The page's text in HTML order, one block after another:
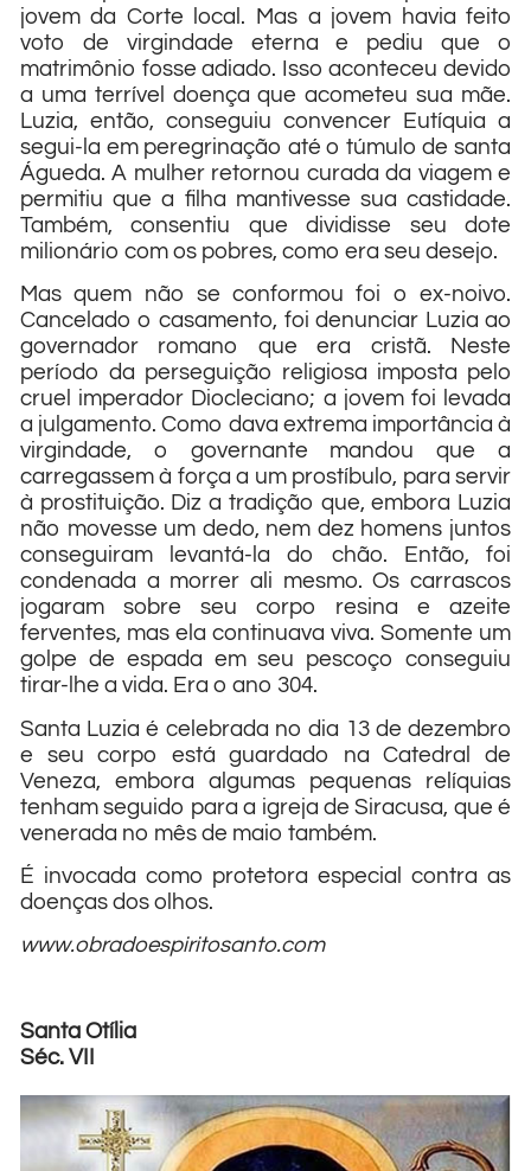
jovem da Corte local. Mas a jovem havia feito
voto de virgindade eterna e pediu que o
matrimônio fosse adiado. Isso aconteceu devido
a uma terrível doença que acometeu sua mãe.
Luzia, então, conseguiu convencer Eutíquia a
segui-la em peregrinação até o túmulo de santa
Águeda. A mulher retornou curada da viagem e
permitiu que a filha mantivesse sua castidade.
Também, consentiu que dividisse seu dote
milionário com os pobres, como era seu desejo.
Mas quem não se conformou foi o ex-noivo.
Cancelado o casamento, foi denunciar Luzia ao
governador romano que era cristã. Neste
período da perseguição religiosa imposta pelo
cruel imperador Diocleciano; a jovem foi levada
a julgamento. Como dava extrema importância à
virgindade, o governante mandou que a
carregassem à força a um prostíbulo, para servir
à prostituição. Diz a tradição que, embora Luzia
não movesse um dedo, nem dez homens juntos
conseguiram levantá-la do chão. Então, foi
condenada a morrer ali mesmo. Os carrascos
jogaram sobre seu corpo resina e azeite
ferventes, mas ela continuava viva. Somente um
golpe de espada em seu pescoço conseguiu
tirar-lhe a vida. Era o ano 304.
Santa Luzia é celebrada no dia 13 de dezembro
e seu corpo está guardado na Catedral de
Veneza, embora algumas pequenas relíquias
tenham seguido para a igreja de Siracusa, que é
venerada no mês de maio também.
É invocada como protetora especial contra as
doenças dos olhos.
www.obradoespiritosanto.com
Santa Otília
Séc. VII